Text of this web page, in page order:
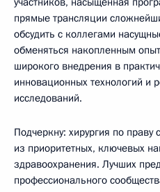
прямые трансляции
обсудить с коллегами
обменяться накопленным
широкого внедрения в
инновационных технологий и
исследований.
Подчеркну: хирургия по праву
из приоритетных, ключевых
здравоохранения. Лучших
профессионального